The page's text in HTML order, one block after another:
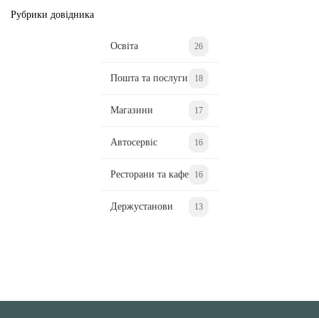
Рубрики довідника
Освіта 26
Пошта та послуги 18
Магазини 17
Автосервіс 16
Ресторани та кафе 16
Держустанови 13